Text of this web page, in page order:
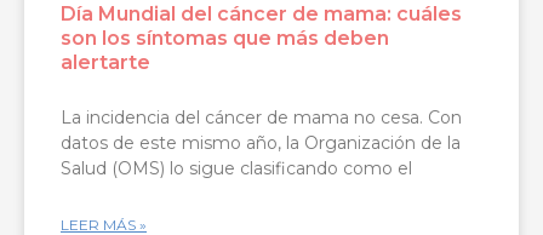
Día Mundial del cáncer de mama: cuáles
son los síntomas que más deben
alertarte
La incidencia del cáncer de mama no cesa. Con
datos de este mismo año, la Organización de la
Salud (OMS) lo sigue clasificando como el
LEER MÁS »